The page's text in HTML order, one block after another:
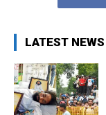
LATEST NEWS